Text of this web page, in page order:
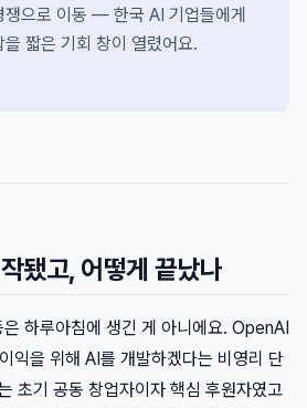
쟁으로 이동 — 한국 AI 기업들에게
짧은 기회 창이 열렸어요.
됐고, 어떻게 끝났나
하루아침에 생긴 게 아니에요. OpenAI
익을 위해 AI를 개발하겠다는 비영리 단
초기 공동 창업자이자 핵심 후원자였고